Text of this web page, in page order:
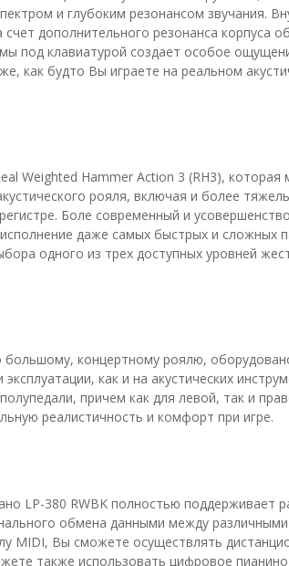
и глубоким резонансом звучания.
дополнительного резонанса корпуса
под клавиатурой создает особое
как будто Вы играете на реальном
Weighted Hammer Action 3 (RH3),
рояля, включая и более
Боле современный и
даже самых быстрых и сложных
одного из трех доступных уровней
концертному роялю,
как и на акустических
причем как для левой, так и
реалистичность и комфорт при игре.
LP-380 RWBK полностью поддерживает
обмена данными между
MIDI, Вы сможете осуществлять
также использовать цифровое пианино